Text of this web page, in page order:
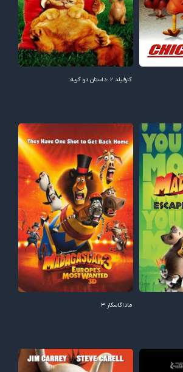
گارفیلد 2 -داستان دو گربه
ماداگاسکار 3